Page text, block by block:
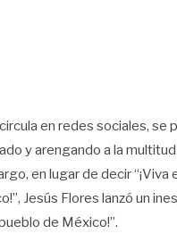
en redes sociales, se
y arengando a la multitud
en lugar de decir “¡Viva
Jesús Flores lanzó un
de México!”.